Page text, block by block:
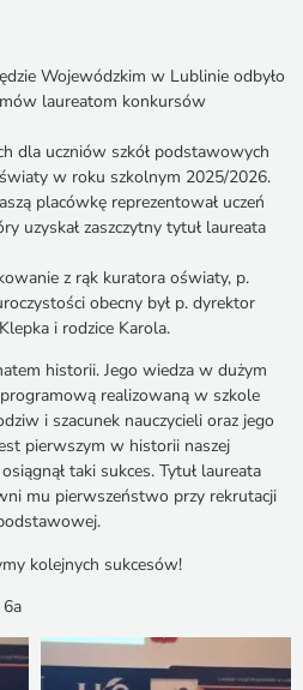
Wojewódzkim w Lublinie odbyło
laureatom konkursów
dla uczniów szkół podstawowych
w roku szkolnym 2025/2026.
placówkę reprezentował uczeń
uzyskał zaszczytny tytuł laureata
z rąk kuratora oświaty, p.
obecny był p. dyrektor
i rodzice Karola.
historii. Jego wiedza w dużym
realizowaną w szkole
i szacunek nauczycieli oraz jego
pierwszym w historii naszej
taki sukces. Tytuł laureata
mu pierwszeństwo przy rekrutacji
kolejnych sukcesów!